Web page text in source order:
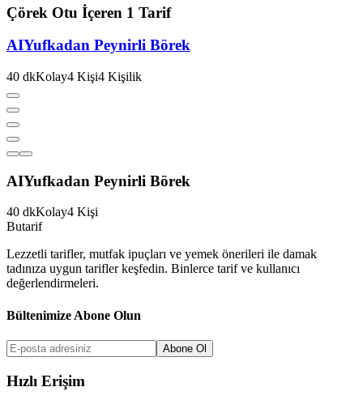
Çörek Otu İçeren 1 Tarif
AIYufkadan Peynirli Börek
40 dkKolay4 Kişi4 Kişilik
AIYufkadan Peynirli Börek
40 dkKolay4 Kişi
Butarif
Lezzetli tarifler, mutfak ipuçları ve yemek önerileri ile damak
tadınıza uygun tarifler keşfedin. Binlerce tarif ve kullanıcı
değerlendirmeleri.
Bültenimize Abone Olun
Abone Ol
Hızlı Erişim